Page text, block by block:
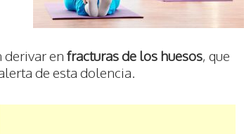
derivar en fracturas de los huesos, que
de esta dolencia.